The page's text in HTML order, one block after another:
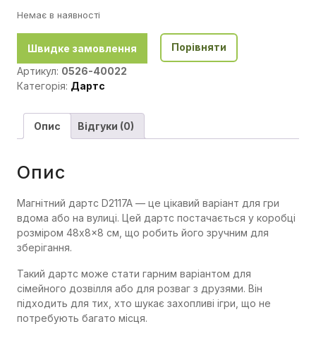
Немає в наявності
Швидке замовлення
Порівняти
Артикул: 0526-40022
Категорія: Дартс
Опис Відгуки (0)
Опис
Магнітний дартс D2117A — це цікавий варіант для гри
вдома або на вулиці. Цей дартс постачається у коробці
розміром 48x8x8 см, що робить його зручним для
зберігання.
Такий дартс може стати гарним варіантом для
сімейного дозвілля або для розваг з друзями. Він
підходить для тих, хто шукає захопливі ігри, що не
потребують багато місця.